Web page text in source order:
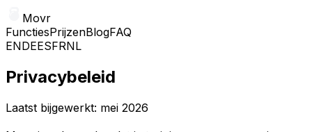
Movr
FunctiesPrijzenBlogFAQ
ENDEESFRNL
Privacybeleid
Laatst bijgewerkt: mei 2026